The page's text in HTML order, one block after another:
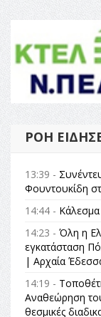
ΡΟΉ
13:39 -
Φουντουκίδη
14:44 -
14:23 - Όλη η
εγκατάσταση
| Αρχαία
14:19 -
Αναθεώρηση
θεσμικές